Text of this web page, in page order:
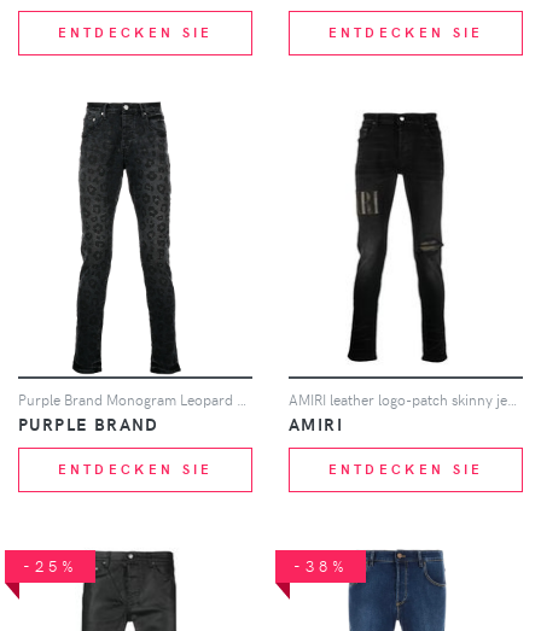
ENTDECKEN SIE ENTDECKEN SIE
PURPLE BRAND
ENTDECKEN SIE
AMIRI
ENTDECKEN SIE
-25% -38%